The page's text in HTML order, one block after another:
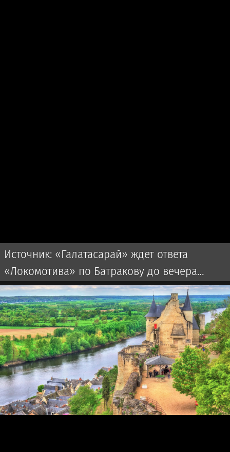
Источник: «Галатасарай» ждет ответа
«Локомотива» по Батракову до вечера
субботы